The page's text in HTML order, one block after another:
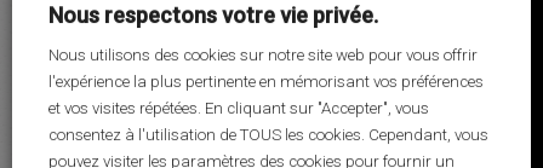
RECRUTEMENT
CONTACT
Nous respectons votre vie privée.
Nous utilisons des cookies sur notre site web pour vous offrir
l'expérience la plus pertinente en mémorisant vos préférences
et vos visites répétées. En cliquant sur "Accepter", vous
consentez à l'utilisation de TOUS les cookies. Cependant, vous
pouvez visiter les paramètres des cookies pour fournir un